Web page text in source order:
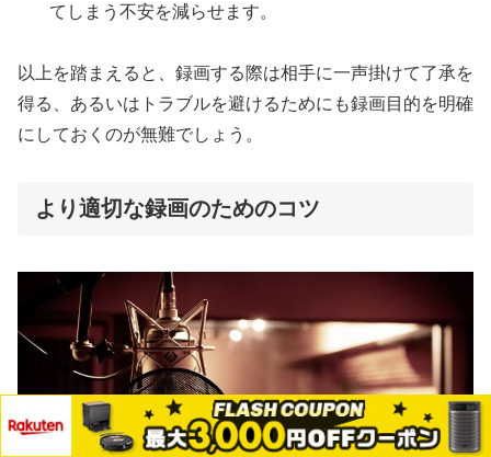
てしまう不安を減らせます。
以上を踏まえると、録画する際は相手に一声掛けて了承を
得る、あるいはトラブルを避けるためにも録画目的を明確
にしておくのが無難でしょう。
より適切な録画のためのコツ
ホーム 検索 トップ サイドバー